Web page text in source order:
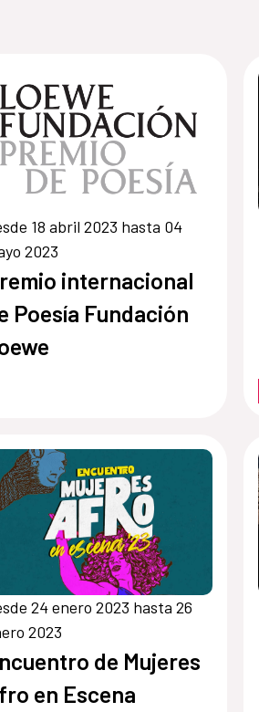
18 abril 2023 hasta 04
2023
internacional
Poesía Fundación
24 enero 2023 hasta 26
2023
de Mujeres
en Escena